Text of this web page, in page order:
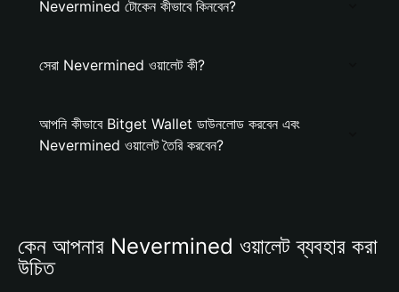
Nevermined টোকেন কীভাবে কিনবেন?
সেরা Nevermined ওয়ালেট কী?
আপনি কীভাবে Bitget Wallet ডাউনলোড করবেন এবং
Nevermined ওয়ালেট তৈরি করবেন?
কেন আপনার Nevermined ওয়ালেট ব্যবহার করা
উচিত